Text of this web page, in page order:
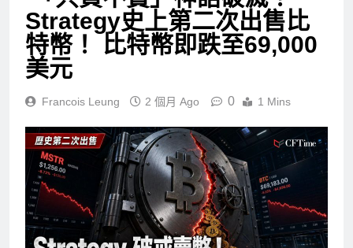
Strategy史上第二次出售比
特幣！ 比特幣即跌至69,000
美元
Francois Leung 2 個月 Ago 0 1 Mins